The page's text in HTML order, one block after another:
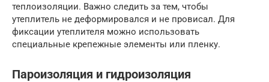
теплоизоляции. Важно следить за тем, чтобы
утеплитель не деформировался и не провисал. Для
фиксации утеплителя можно использовать
специальные крепежные элементы или пленку.
Пароизоляция и гидроизоляция